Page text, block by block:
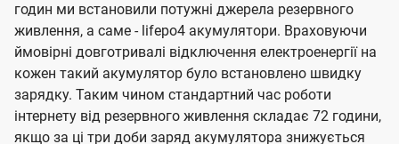
годин ми встановили потужні джерела резервного
живлення, а саме - lifepo4 акумулятори. Враховуючи
ймовірні довготривалі відключення електроенергії на
кожен такий акумулятор було встановлено швидку
зарядку. Таким чином стандартний час роботи
інтернету від резервного живлення складає 72 години,
якщо за ці три доби заряд акумулятора знижується